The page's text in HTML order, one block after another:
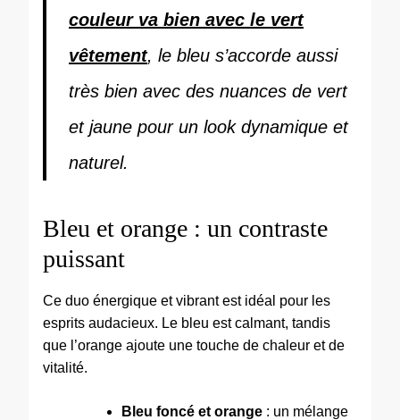
couleur va bien avec le vert
vêtement, le bleu s’accorde aussi
très bien avec des nuances de vert
et jaune pour un look dynamique et
naturel.
Bleu et orange : un contraste
puissant
Ce duo énergique et vibrant est idéal pour les
esprits audacieux. Le bleu est calmant, tandis
que l’orange ajoute une touche de chaleur et de
vitalité.
Bleu foncé et orange : un mélange